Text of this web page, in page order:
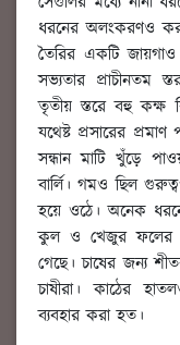
ধরনের অলংকরণও
তৈরির একটি
সভ্যতার প্রাচীনতম
তৃতীয় স্তরে বহু কক্ষ
যথেষ্ট প্রসারের
সন্ধান মাটি খুঁড়ে
বার্লি। গমও ছিল
হয়ে ওঠে। অনেক
কুল ও খেজুর ফলের
গেছে। চাষের জন্য
চাষীরা। কাঠের
ব্যবহার করা হত।